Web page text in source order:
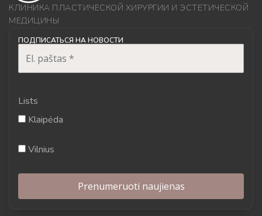
КЛИНИКА ПЛАСТИЧЕСКОЙ ХИРУРГИИ И ЭСТЕТИЧЕСКОЙ
МЕДИЦИНЫ
ПОДПИСАТЬСЯ НА НОВОСТИ
Lists
Klaipėda
Vilnius